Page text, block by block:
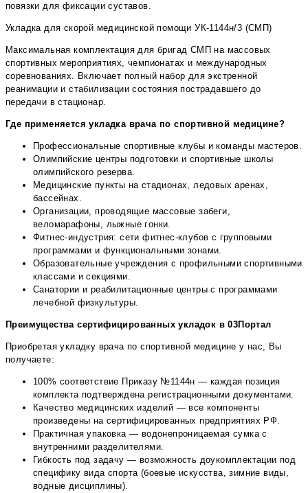
повязки для фиксации суставов.
Укладка для скорой медицинской помощи УК-1144н/3 (СМП)
Максимальная комплектация для бригад СМП на массовых
спортивных мероприятиях, чемпионатах и международных
соревнованиях. Включает полный набор для экстренной
реанимации и стабилизации состояния пострадавшего до
передачи в стационар.
Где применяется укладка врача по спортивной медицине?
Профессиональные спортивные клубы и команды мастеров.
Олимпийские центры подготовки и спортивные школы
олимпийского резерва.
Медицинские пункты на стадионах, ледовых аренах,
бассейнах.
Организации, проводящие массовые забеги,
веломарафоны, лыжные гонки.
Фитнес-индустрия: сети фитнес-клубов с групповыми
программами и функциональными зонами.
Образовательные учреждения с профильными спортивными
классами и секциями.
Санатории и реабилитационные центры с программами
лечебной физкультуры.
Преимущества сертифицированных укладок в 03Портал
Приобретая укладку врача по спортивной медицине у нас, Вы
получаете:
100% соответствие Приказу №1144н — каждая позиция
комплекта подтверждена регистрационными документами.
Качество медицинских изделий — все компоненты
произведены на сертифицированных предприятиях РФ.
Практичная упаковка — водонепроницаемая сумка с
внутренними разделителями.
Гибкость под задачу — возможность доукомплектации под
специфику вида спорта (боевые искусства, зимние виды,
водные дисциплины).